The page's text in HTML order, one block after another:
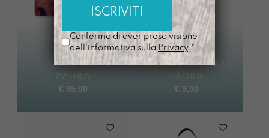
ZAINO MAI
PAURA
€ 95,00
SEGNALIBRO MAI
PAURA
€ 9,00
Confermo di aver preso visione
dell'informativa sulla Privacy.*